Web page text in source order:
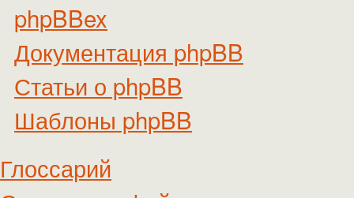
phpBBex
Документация phpBB
Статьи о phpBB
Шаблоны phpBB
Глоссарий